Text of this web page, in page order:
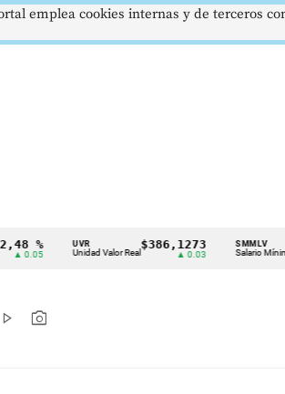
%
Unidad Valor Real
$386,1273
▲ 0.03
SMMLV
Salario Mínimo
play_arrow photo_camera
emplea cookies internas y de terceros